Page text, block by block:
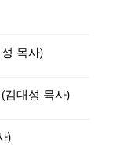
목사)
김대성 목사)
)